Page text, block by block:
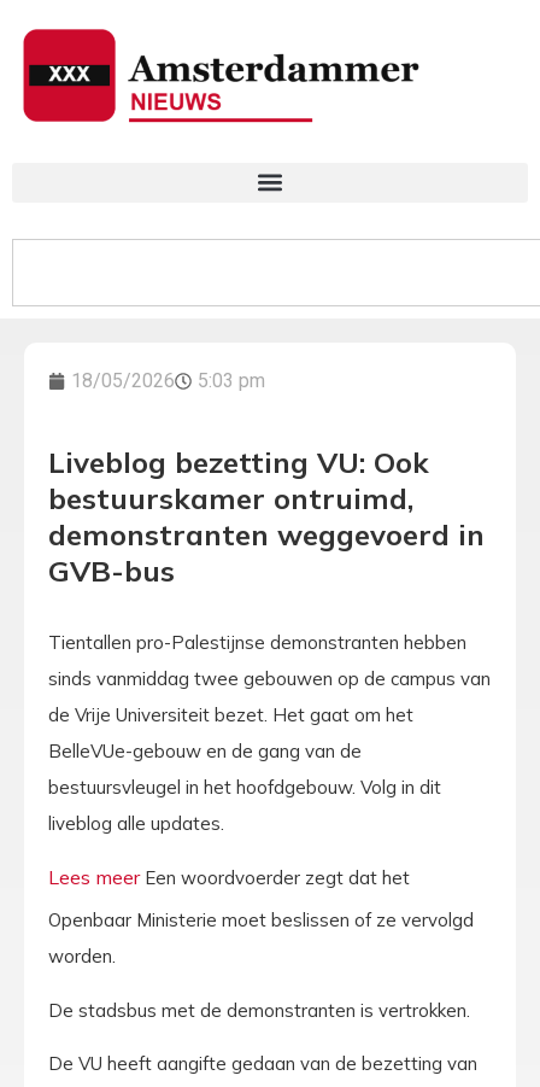
18/05/2026 5:03 pm
Liveblog bezetting VU: Ook
bestuurskamer ontruimd,
demonstranten weggevoerd in
GVB-bus
Tientallen pro-Palestijnse demonstranten hebben
sinds vanmiddag twee gebouwen op de campus van
de Vrije Universiteit bezet. Het gaat om het
BelleVUe-gebouw en de gang van de
bestuursvleugel in het hoofdgebouw. Volg in dit
liveblog alle updates.
Een woordvoerder zegt dat het
Openbaar Ministerie moet beslissen of ze vervolgd
worden.
De stadsbus met de demonstranten is vertrokken.
De VU heeft aangifte gedaan van de bezetting van